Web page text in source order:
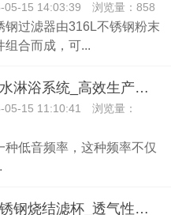
05-15 14:03:39 浏览量：858
钢过滤器由316L不锈钢粉末
组合而成，可...
定制富氢水淋浴系统_高效生产奶白水量子富氢水设备用于别墅足疗
05-15 11:10:41 浏览量：
种低音频率，这种频率不仅
可定制不锈钢烧结滤杯_透气性好金属粉末烧结滤芯